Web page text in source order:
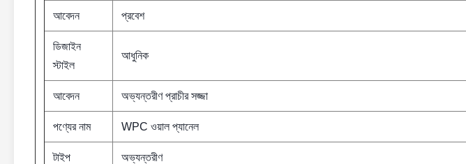
আবেদন প্রবেশ
ডিজাইন
স্টাইল
আধুনিক
আবেদন অভ্যন্তরীণ প্রাচীর সজ্জা
পণ্যের নাম WPC ওয়াল প্যানেল
টাইপ অভ্যন্তরীণ